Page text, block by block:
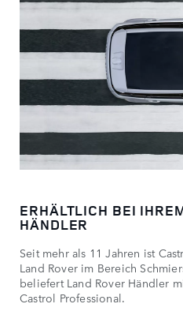
ERHÄLTLICH BEI
HÄNDLER
Seit mehr als 11 Jahren ist
Land Rover im Bereich
beliefert Land Rover Händler
Castrol Professional.